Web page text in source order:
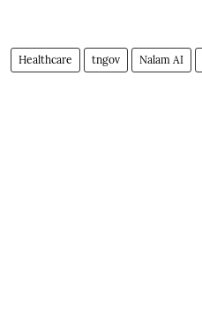
Healthcare tngov Nalam AI